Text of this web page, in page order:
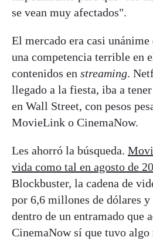
se vean muy afectados".
El mercado era casi
una competencia terrible en
contenidos en streaming.
llegado a la fiesta, iba a
en Wall Street, con pesos
MovieLink o CinemaNow.
Les ahorró la búsqueda.
vida como tal en agosto de
Blockbuster, la cadena de
por 6,6 millones de dólares
dentro de un entramado que
CinemaNow sí que tuvo algo